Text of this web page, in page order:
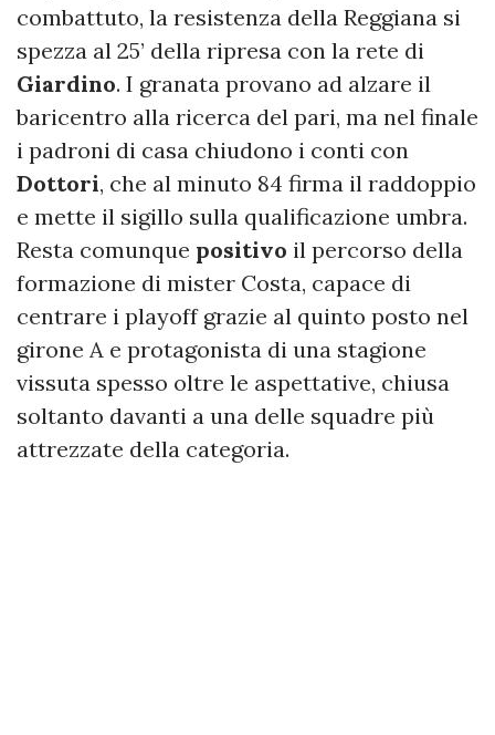
combattuto, la resistenza della Reggiana si
spezza al 25’ della ripresa con la rete di
Giardino. I granata provano ad alzare il
baricentro alla ricerca del pari, ma nel finale
i padroni di casa chiudono i conti con
Dottori, che al minuto 84 firma il raddoppio
e mette il sigillo sulla qualificazione umbra.
Resta comunque positivo il percorso della
formazione di mister Costa, capace di
centrare i playoff grazie al quinto posto nel
girone A e protagonista di una stagione
vissuta spesso oltre le aspettative, chiusa
soltanto davanti a una delle squadre più
attrezzate della categoria.